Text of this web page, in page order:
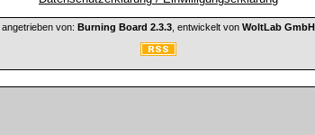
angetrieben von: Burning Board 2.3.3 , entwickelt von WoltLab GmbH